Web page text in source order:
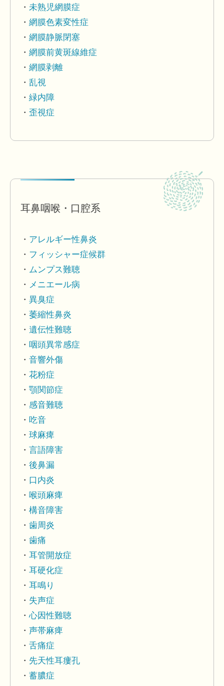
未熟児網膜症
網膜色素変性症
網膜静脈閉塞
網膜前黄斑線維症
網膜剥離
乱視
緑内障
歪視症
耳鼻咽喉・口腔系
アレルギー性鼻炎
フィッシャー症候群
ムンプス難聴
メニエール病
異臭症
萎縮性鼻炎
遺伝性難聴
咽頭異常感症
音響外傷
花粉症
顎関節症
感音難聴
吃音
球麻痺
言語障害
後鼻漏
口内炎
喉頭麻痺
構音障害
歯周炎
歯痛
耳管開放症
耳硬化症
耳鳴り
失声症
心因性難聴
声帯麻痺
舌痛症
先天性耳瘻孔
蓄膿症